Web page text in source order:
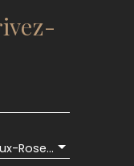
Fontenay-aux-Roses (92260)